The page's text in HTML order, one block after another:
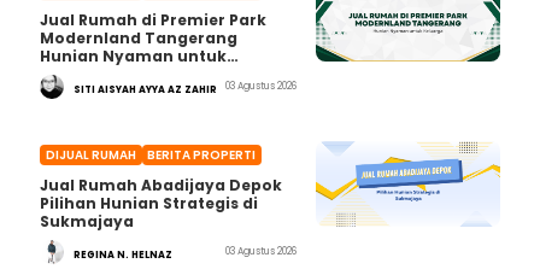
Jual Rumah di Premier Park
Modernland Tangerang
Hunian Nyaman untuk
Keluarga
SITI AISYAH AYYA AZ ZAHIR 03 Agustus 2026
DIJUAL RUMAH BERITA PROPERTI
Jual Rumah Abadijaya Depok
Pilihan Hunian Strategis di
Sukmajaya
REGINA N. HELNAZ 03 Agustus 2026